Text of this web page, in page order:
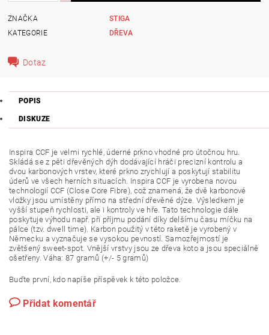
ZNAČKA
STIGA
KATEGORIE
DŘEVA
Dotaz
POPIS
DISKUZE
Inspira CCF je velmi rychlé, úderné prkno vhodné pro útočnou hru.
Skládá se z pěti dřevěných dýh dodávající hráči precizní kontrolu a
dvou karbonových vrstev, které prkno zrychlují a poskytují stabilitu
úderů ve všech herních situacích. Inspira CCF je vyrobena novou
technologií CCF (Close Core Fibre), což znamená, že dvě karbonové
vložky jsou umístěny přímo na střední dřevěné dýze. Výsledkem je
vyšší stupeň rychlosti, ale i kontroly ve hře. Tato technologie dále
poskytuje výhodu např. při příjmu podání díky delšímu času míčku na
pálce (tzv. dwell time). Karbon použitý v této raketě je vyrobený v
Německu a vyznačuje se vysokou pevností. Samozřejmostí je
zvětšený sweet-spot. Vnější vrstvy jsou ze dřeva koto a jsou speciálně
ošetřeny. Váha: 87 gramů (+/- 5 gramů)
Buďte první, kdo napíše příspěvek k této položce.
Přidat komentář